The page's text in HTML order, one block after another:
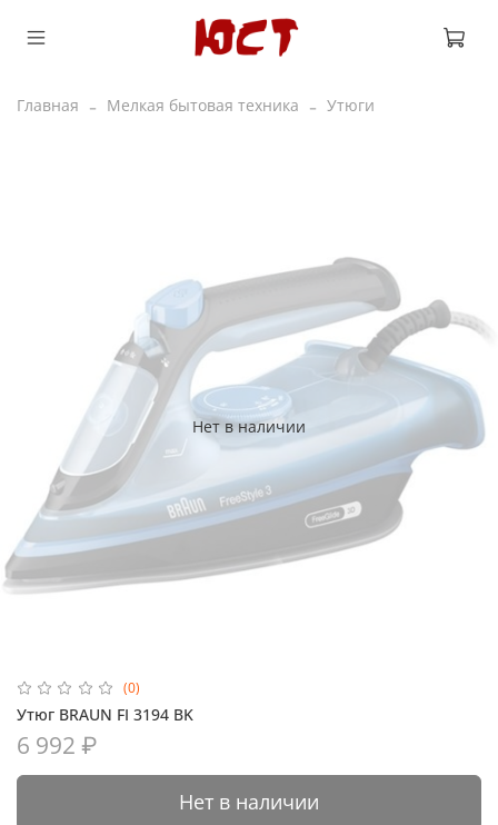
Главная Мелкая бытовая техника Утюги
Нет в наличии
(0)
Утюг BRAUN FI 3194 BK
6 992 ₽
Нет в наличии